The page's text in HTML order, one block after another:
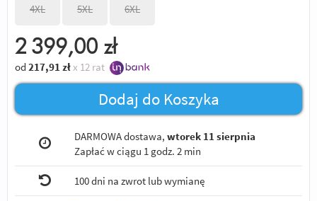
4XL 5XL 6XL
2 399,00 zł
od 217,91 zł x 12 rat
Dodaj do Koszyka
DARMOWA dostawa,wtorek 11 sierpnia
Zapłać w ciągu 1 godz. 2 min
100 dni na zwrot lub wymianę